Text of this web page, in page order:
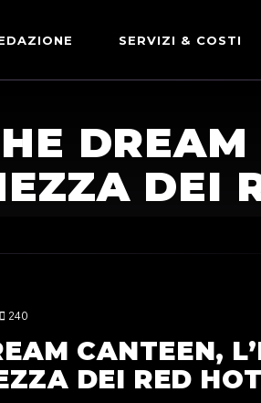
SERVIZI & COSTI
LE NOSTRE
COMUNICAZIONE
DEI
240
CANTEEN,
DEI RED